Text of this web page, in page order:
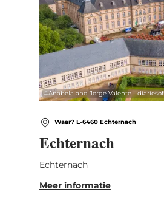
©Anabela and Jorge Valente - diariesof
Waar? L-6460 Echternach
Echternach
Echternach
Meer informatie